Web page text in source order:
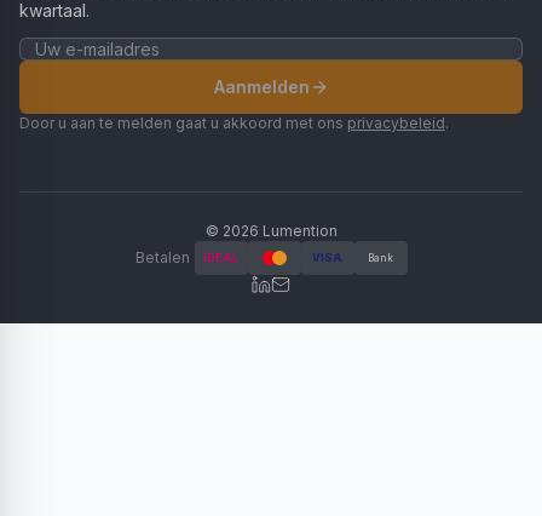
kwartaal.
Aanmelden
Door u aan te melden gaat u akkoord met ons privacybeleid.
© 2026 Lumention
Betalen
iDEAL VISA Bank